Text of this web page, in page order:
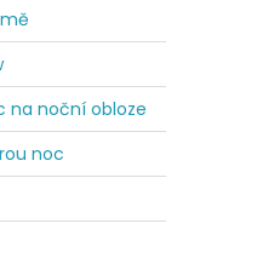
na noční obloze
noc